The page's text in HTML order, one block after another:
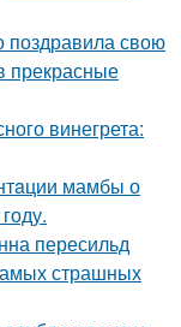
поздравила свою
прекрасные
винегрета:
мамбы о
пересильд
страшных